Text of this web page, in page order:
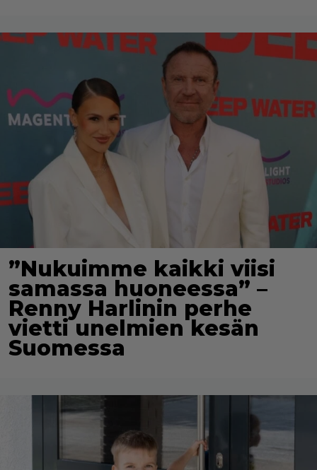
”Nukuimme kaikki viisi
samassa huoneessa” –
Renny Harlinin perhe
vietti unelmien kesän
Suomessa